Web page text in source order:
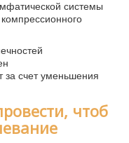
системы
счет уменьшения
чтоб